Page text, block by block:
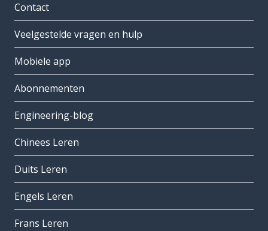
Contact
Veelgestelde vragen en hulp
Mobiele app
Abonnementen
Engineering-blog
Chinees Leren
Duits Leren
Engels Leren
Frans Leren